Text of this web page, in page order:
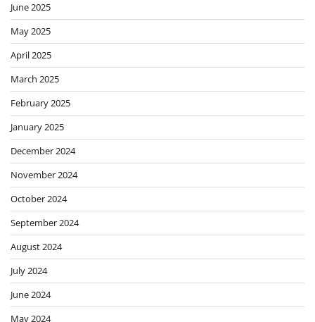
June 2025
May 2025
April 2025
March 2025
February 2025
January 2025
December 2024
November 2024
October 2024
September 2024
August 2024
July 2024
June 2024
May 2024